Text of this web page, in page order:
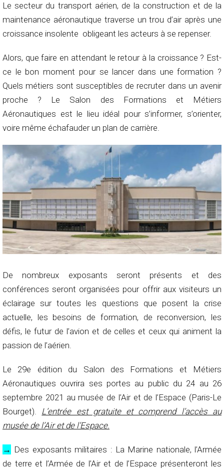
Le secteur du transport aérien, de la construction et de la
maintenance aéronautique traverse un trou d’air après une
croissance insolente obligeant les acteurs à se repenser.
Alors, que faire en attendant le retour à la croissance ? Est-
ce le bon moment pour se lancer dans une formation ?
Quels métiers sont susceptibles de recruter dans un avenir
proche ? Le Salon des Formations et Métiers
Aéronautiques est le lieu idéal pour s’informer, s’orienter,
voire même échafauder un plan de carrière.
De nombreux exposants seront présents et des
conférences seront organisées pour offrir aux visiteurs un
éclairage sur toutes les questions que posent la crise
actuelle, les besoins de formation, de reconversion, les
défis, le futur de l’avion et de celles et ceux qui animent la
passion de l’aérien.
Le 29e édition du Salon des Formations et Métiers
Aéronautiques ouvrira ses portes au public du 24 au 26
septembre 2021 au musée de l’Air et de l’Espace (Paris-Le
Bourget). L’entrée est gratuite et comprend l’accès au
musée de l’Air et de l’Espace.
→ Des exposants militaires : La Marine nationale, l’Armée
de terre et l’Armée de l’Air et de l’Espace présenteront les